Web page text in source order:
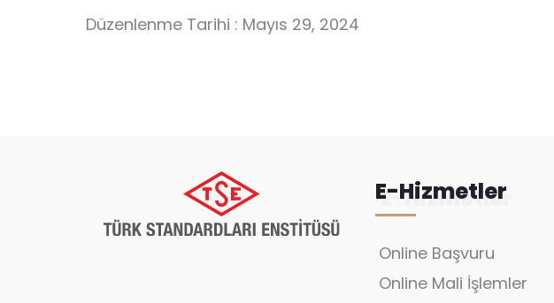
Düzenlenme Tarihi : Mayıs 29, 2024
E-Hizmetler
Online Başvuru
Online Mali İşlemler